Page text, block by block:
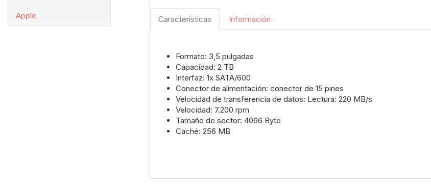
Apple Características Información
Formato: 3,5 pulgadas
Capacidad: 2 TB
Interfaz: 1x SATA/600
Conector de alimentación: conector de 15 pines
Velocidad de transferencia de datos: Lectura: 220 MB/s
Velocidad: 7.200 rpm
Tamaño de sector: 4096 Byte
Caché: 256 MB